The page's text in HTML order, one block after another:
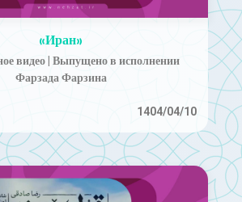
«Иран»
видео | Выпущено в исполнении
Фарзада Фарзина
1404/04/10